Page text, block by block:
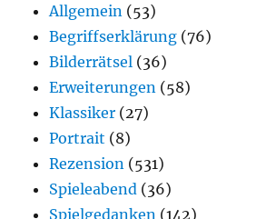
Allgemein (53)
Begriffserklärung (76)
Bilderrätsel (36)
Erweiterungen (58)
Klassiker (27)
Portrait (8)
Rezension (531)
Spieleabend (36)
Spielgedanken (142)